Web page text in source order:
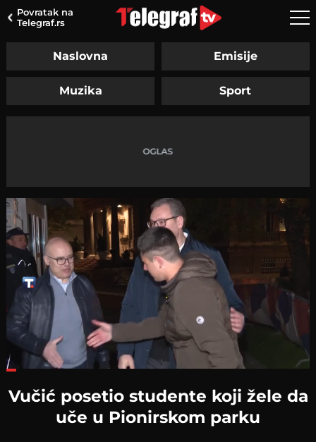
Povratak na
Telegraf.rs
Naslovna Emisije
Muzika Sport
Vučić posetio studente koji žele da
uče u Pionirskom parku